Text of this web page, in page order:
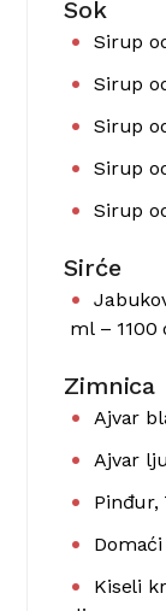
Sok
Sirup
Sirup
Sirup
Sirup
Sirup
Sirće
ml – 1100
Zimnica
Ajvar
Ajvar
Pinđur,
Kiseli